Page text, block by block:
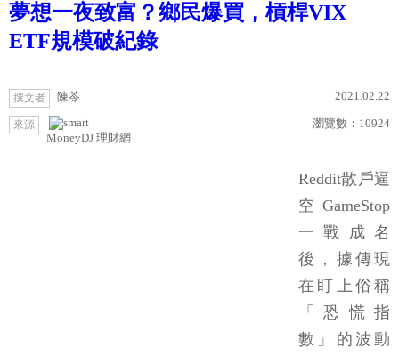
夢想一夜致富？鄉民爆買，槓桿VIX
ETF規模破紀錄
撰文者 陳苓 2021.02.22
來源
MoneyDJ 理財網
瀏覽數： 10924
Reddit散戶逼
空GameStop
一戰成名
後，據傳現
在盯上俗稱
「恐慌指
數」的波動